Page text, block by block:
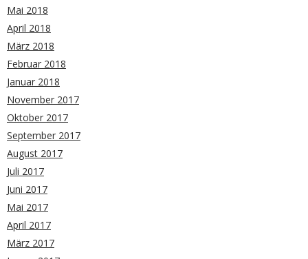
Mai 2018
April 2018
März 2018
Februar 2018
Januar 2018
November 2017
Oktober 2017
September 2017
August 2017
Juli 2017
Juni 2017
Mai 2017
April 2017
März 2017